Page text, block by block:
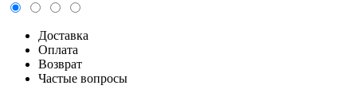
Доставка
Оплата
Возврат
Частые вопросы